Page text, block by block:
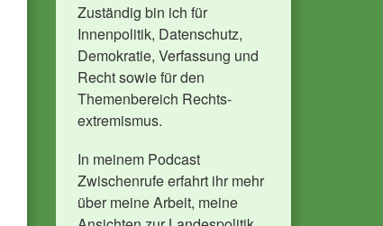
Zuständig bin ich für
Innenpolitik, Datenschutz,
Demokratie, Verfassung und
Recht sowie für den
Themenbereich Rechts-
extremismus.
In meinem Podcast
Zwischenrufe erfahrt ihr mehr
über meine Arbeit, meine